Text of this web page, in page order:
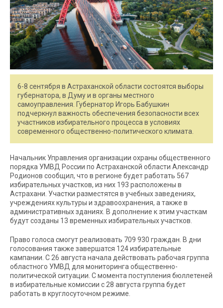
6-8 сентября в Астраханской области состоятся выборы
губернатора, в Думу и в органы местного
самоуправления. Губернатор Игорь Бабушкин
подчеркнул важность обеспечения безопасности всех
участников избирательного процесса в условиях
современного общественно-политического климата.
Начальник Управления организации охраны общественного
порядка УМВД России по Астраханской области Александр
Родионов сообщил, что в регионе будет работать 567
избирательных участков, из них 193 расположены в
Астрахани. Участки разместятся в учебных заведениях,
учреждениях культуры и здравоохранения, а также в
административных зданиях. В дополнение к этим участкам
будут созданы 13 временных избирательных участков.
Право голоса смогут реализовать 709 930 граждан. В дни
голосования также завершатся 124 избирательные
кампании. С 26 августа начала действовать рабочая группа
областного УМВД для мониторинга общественно-
политической ситуации. С момента поступления бюллетеней
в избирательные комиссии с 28 августа группа будет
работать в круглосуточном режиме.